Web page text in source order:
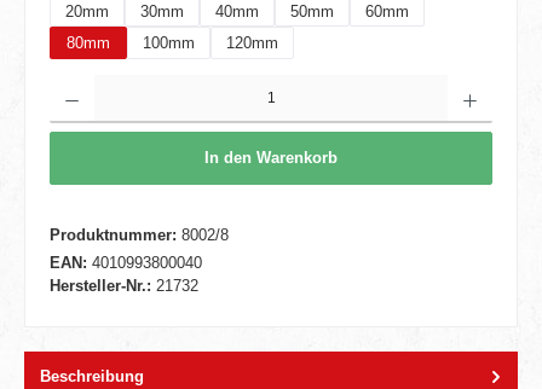
20mm
30mm 40mm 50mm
60mm
80mm
100mm 120mm
In den Warenkorb
Produktnummer: 8002/8
EAN: 4010993800040
Hersteller-Nr.: 21732
Beschreibung